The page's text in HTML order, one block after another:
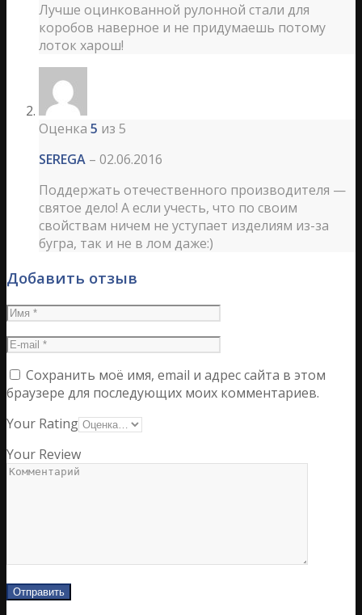
Лучше оцинкованной рулонной стали для
коробов наверное и не придумаешь потому
лоток харош!
Оценка 5 из 5
SEREGA – 02.06.2016
Поддержать отечественного производителя —
святое дело! А если учесть, что по своим
свойствам ничем не уступает изделиям из-за
бугра, так и не в лом даже:)
Добавить отзыв
Сохранить моё имя, email и адрес сайта в этом
браузере для последующих моих комментариев.
Your Rating
Your Review